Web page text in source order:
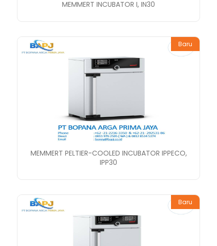
MEMMERT INCUBATOR I, IN30
Baru
MEMMERT PELTIER-COOLED INCUBATOR IPPECO,
IPP30
Baru